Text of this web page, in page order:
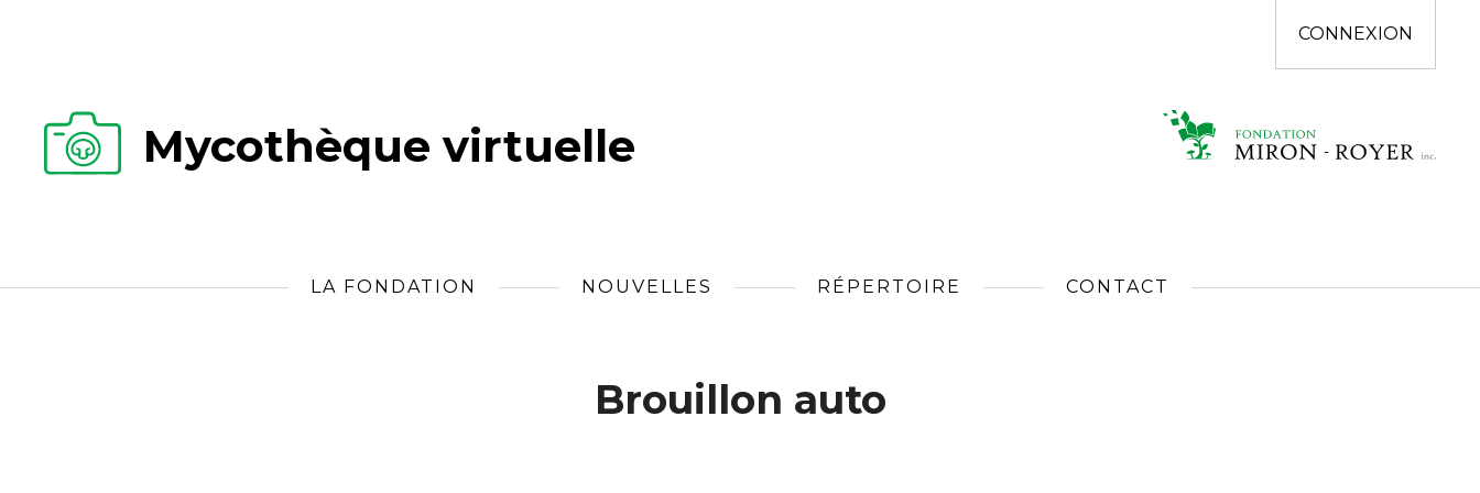
CONNEXION
Mycothèque virtuelle
LA FONDATION NOUVELLES RÉPERTOIRE CONTACT
Brouillon auto